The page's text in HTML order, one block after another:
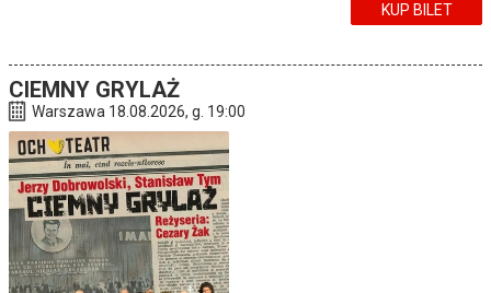
KUP BILET
CIEMNY GRYLAŻ
Warszawa 18.08.2026, g. 19:00